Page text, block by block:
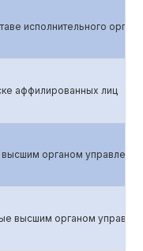
исполнительного органа
аффилированных лиц
органом управления
высшим органом